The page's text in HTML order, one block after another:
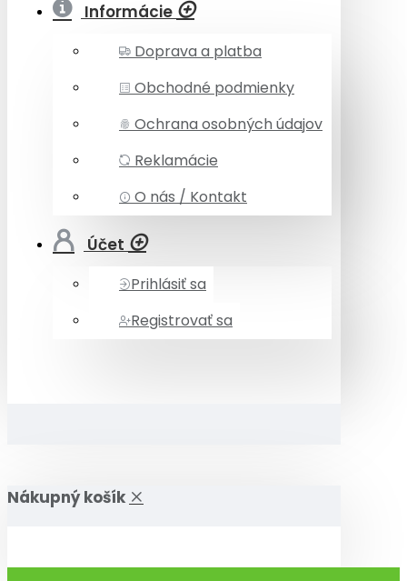
Informácie
Doprava a platba
Obchodné podmienky
Ochrana osobných údajov
Reklamácie
O nás / Kontakt
Účet
Prihlásiť sa
Registrovať sa
Nákupný košík